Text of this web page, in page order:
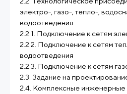
электро-, газо-, тепло-,
водоотведения
2.2.1. Подключение к сетям
2.2.2. Подключение к сетям
водоотведения
2.2.3. Подключение к сетям
2.3. Задание на
2.4. Комплексные инженерные